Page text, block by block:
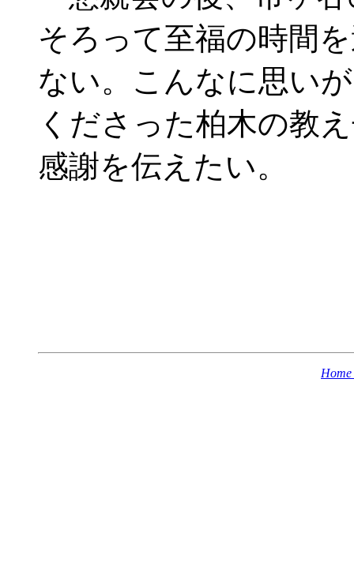
そろって至福の時間
ない。こんなに思い
くださった柏木の教
感謝を伝えたい。
Home